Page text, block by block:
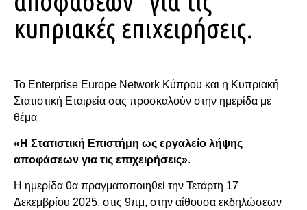
κυπριακές επιχειρήσεις.
Το Enterprise Europe Network Κύπρου και η Κυπριακή
Στατιστική Εταιρεία σας προσκαλούν στην ημερίδα με
θέμα
«Η Στατιστική Επιστήμη ως εργαλείο λήψης
αποφάσεων για τις επιχειρήσεις».
Η ημερίδα θα πραγματοποιηθεί την Τετάρτη 17
Δεκεμβρίου 2025, στις 9πμ, στην αίθουσα εκδηλώσεων